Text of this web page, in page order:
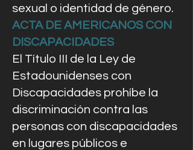
sexual o identidad de género.
ACTA DE AMERICANOS CON
DISCAPACIDADES
El Título III de la Ley de
Estadounidenses con
Discapacidades prohíbe la
discriminación contra las
personas con discapacidades
en lugares públicos e